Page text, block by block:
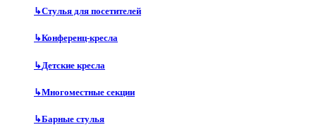
↳Стулья для посетителей
↳Конференц-кресла
↳Детские кресла
↳Многоместные секции
↳Барные стулья